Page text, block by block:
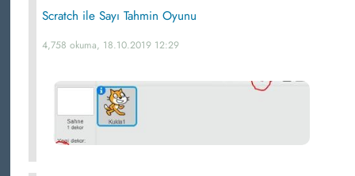
Scratch ile Sayı Tahmin Oyunu
4,758 okuma, 18.10.2019 12:29